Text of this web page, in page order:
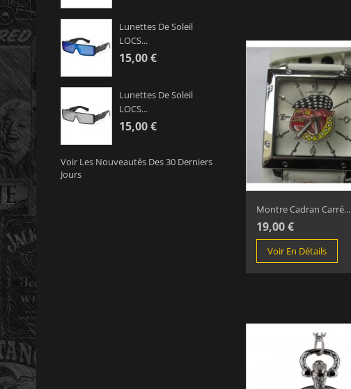
Lunettes De Soleil
LOCS...
15,00 €
Lunettes De Soleil
LOCS...
15,00 €
Voir Les Nouveautés Des 30 Derniers
Jours
Montre Cadran Carré...
19,00 €
Voir En Détails